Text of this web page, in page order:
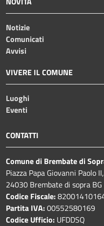
Notizie
Comunicati
Avvisi
VIVERE IL COMUNE
Luoghi
Eventi
CONTATTI
Comune di Brembate di
Piazza Papa Giovanni Paolo
24030 Brembate di sopra BG
Codice Fiscale:
Partita IVA:00552580169
Codice Ufficio: UFDDSQ